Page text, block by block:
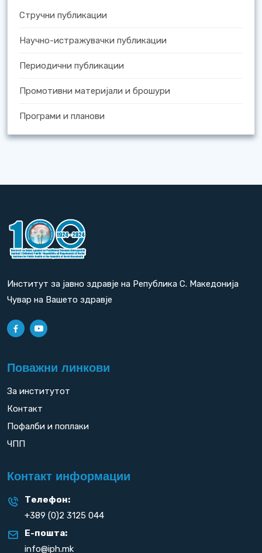
Стручни публикации
Научно-истражувачки публикации
Периодични публикации
Промотивни материјали и брошури
Програми и планови
Институт за јавно здравје на Република С. Македонија
Чувар на Вашето здравје
Поважни линкови
За институтот
Контакт
Пофалби и поплаки
ЧПП
Контакт информации
Телефон:
+389 (0)2 3125 044
Е-пошта:
info@iph.mk